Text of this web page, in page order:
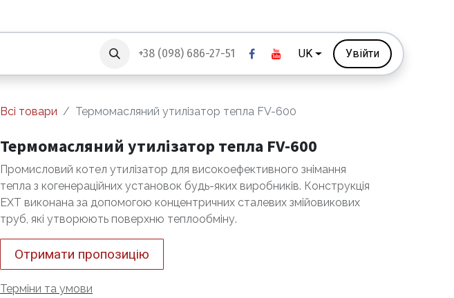
+38 (098) 686-27-51 UK Увійти
Всі товари Термомасляний утилізатор тепла FV-600
Термомасляний утилізатор тепла FV-600
Промисловий котел утилізатор для високоефективного знімання
тепла з когенераційних установок будь-яких виробників. Конструкція
EXT виконана за допомогою концентричних сталевих змійовикових
труб, які утворюють поверхню теплообміну.
Отримати пропозицію
Терміни та умови